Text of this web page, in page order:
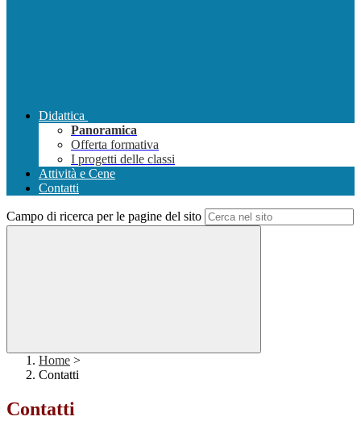
Didattica
Panoramica
Offerta formativa
I progetti delle classi
Attività e Cene
Contatti
Campo di ricerca per le pagine del sito
Home >
Contatti
Contatti